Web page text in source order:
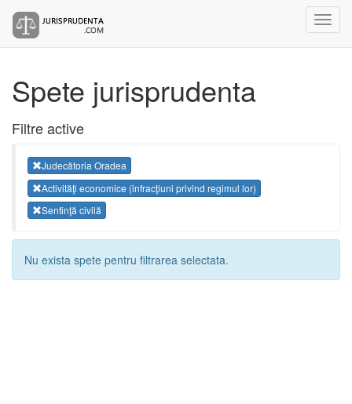
Spete jurisprudenta
Filtre active
Judecătoria Oradea
Activităţi economice (infracţiuni privind regimul lor)
Sentinţă civilă
Nu exista spete pentru filtrarea selectata.